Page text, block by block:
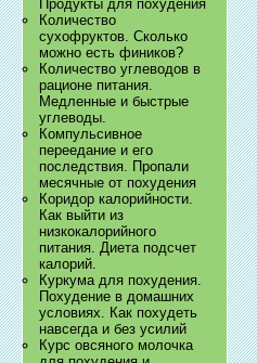
Продукты для похудения
Количество
сухофруктов. Сколько
можно есть фиников?
Количество углеводов в
рационе питания.
Медленные и быстрые
углеводы.
Компульсивное
переедание и его
последствия. Пропали
месячные от похудения
Коридор калорийности.
Как выйти из
низкокалорийного
питания. Диета подсчет
калорий.
Куркума для похудения.
Похудение в домашних
условиях. Как похудеть
навсегда и без усилий
Курс овсяного молочка